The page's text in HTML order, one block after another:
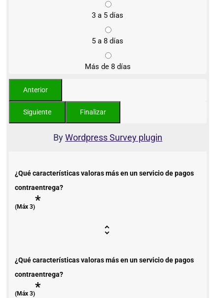
3 a 5 días
5 a 8 días
Más de 8 días
ByWordpress Survey plugin
¿Qué características valoras más en un servicio de pagos
contraentrega?
(Máx 3)*
¿Qué características valoras más en un servicio de pagos
contraentrega?
(Máx 3)*